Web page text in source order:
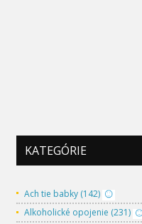
KATEGÓRIE
Ach tie babky (142)
Alkoholické opojenie (231)